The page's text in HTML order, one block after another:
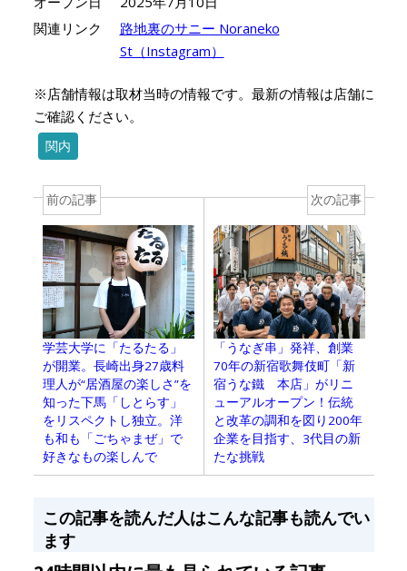
関連リンク
路地裏のサニー Noraneko
St（Instagram）
※店舗情報は取材当時の情報です。最新の情報は店舗に
ご確認ください。
関内
前の記事
学芸大学に「たるたる」
が開業。長崎出身27歳料
理人が“居酒屋の楽しさ”を
知った下馬「しとらす」
をリスペクトし独立。洋
も和も「ごちゃまぜ」で
好きなもの楽しんで
次の記事
「うなぎ串」発祥、創業
70年の新宿歌舞伎町「新
宿うな鐵 本店」がリニ
ューアルオープン！伝統
と改革の調和を図り200年
企業を目指す、3代目の新
たな挑戦
この記事を読んだ人はこんな記事も読んでい
ます